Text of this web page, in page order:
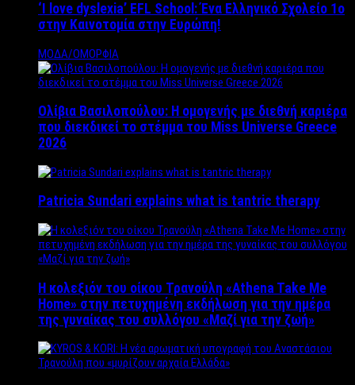
‘Ι love dyslexia’ EFL School: Ένα Ελληνικό Σχολείo 1ο
στην Καινοτομία στην Ευρώπη!
ΜΟΔΑ/ΟΜΟΡΦΙΑ
Ολίβια Βασιλοπούλου: Η ομογενής με διεθνή καριέρα
που διεκδικεί το στέμμα του Miss Universe Greece
2026
Patricia Sundari explains what is tantric therapy
Η κολεξιόν του οίκου Τρανούλη «Athena Take Me
Home» στην πετυχημένη εκδήλωση για την ημέρα
της γυναίκας του συλλόγου «Μαζί για την ζωή»